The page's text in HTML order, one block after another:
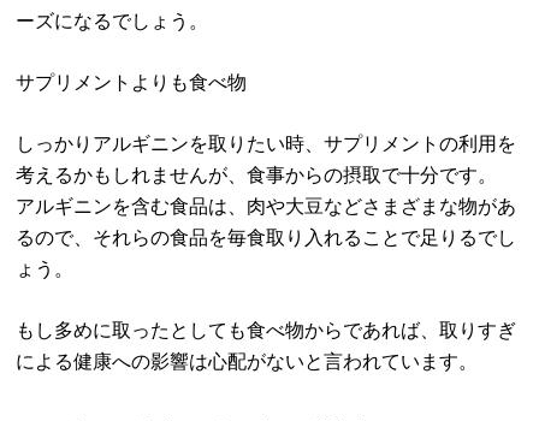
ーズになるでしょう。
サプリメントよりも食べ物
しっかりアルギニンを取りたい時、サプリメントの利用を
考えるかもしれませんが、食事からの摂取で十分です。
アルギニンを含む食品は、肉や大豆などさまざまな物があ
るので、それらの食品を毎食取り入れることで足りるでし
ょう。
もし多めに取ったとしても食べ物からであれば、取りすぎ
による健康への影響は心配がないと言われています。